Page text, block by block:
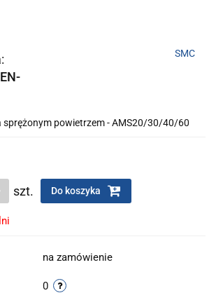
SMC
sprężonym powietrzem - AMS20/30/40/60
szt. Do koszyka
na zamówienie
0